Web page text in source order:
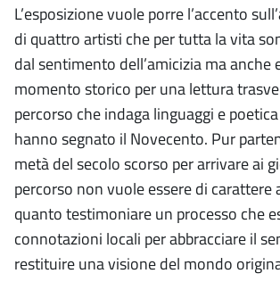
L’esposizione vuole porre l’accento
di quattro artisti che per tutta la vita
dal sentimento dell’amicizia ma anche
momento storico per una lettura
percorso che indaga linguaggi e
hanno segnato il Novecento. Pur
metà del secolo scorso per arrivare ai
percorso non vuole essere di carattere
quanto testimoniare un processo che
connotazioni locali per abbracciare il
restituire una visione del mondo